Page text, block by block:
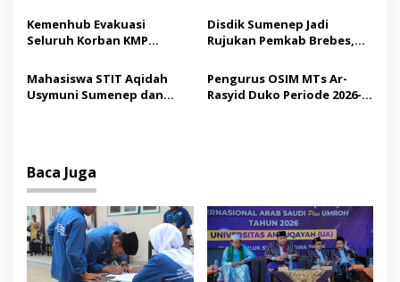
o
s
Madura
Tindakan Medis
Kemenhub Evakuasi
Seluruh Korban KMP
Operator Diaudit
Disdik Sumenep Jadi
Rujukan Pemkab Brebes,
Pendidikan Berbasis
Budaya
Mahasiswa STIT Aqidah
Usymuni Sumenep dan
Pengurus OSIM MTs Ar-
Rasyid Duko Periode 2026-
Baca Juga